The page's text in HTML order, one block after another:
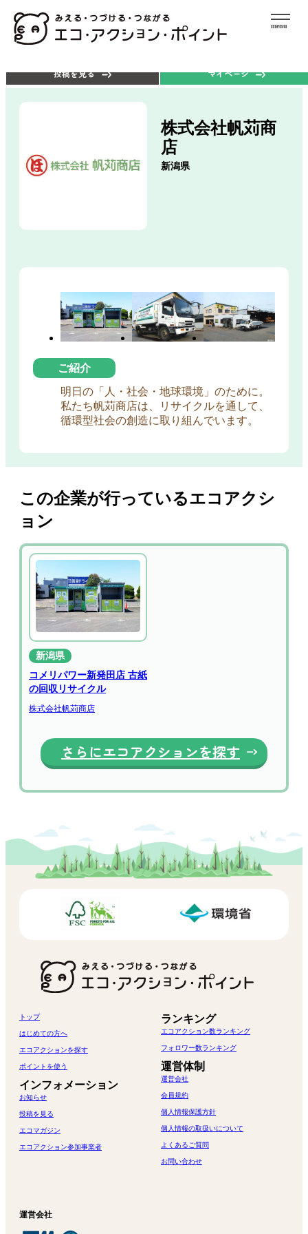
menu
投稿を見る
マイページ
株式会社帆苅商
店
新潟県
ご紹介
明日の「人・社会・地球環境」のために。
私たち帆苅商店は、リサイクルを通して、
循環型社会の創造に取り組んでいます。
この企業が行っているエコアクシ
ョン
新潟県
コメリパワー新発田店 古紙
の回収リサイクル
株式会社帆苅商店
さらにエコアクションを探す
トップ
はじめての方へ
エコアクションを探す
ポイントを使う
インフォメーション
お知らせ
投稿を見る
エコマガジン
エコアクション参加事業者
ランキング
エコアクション数ランキング
フォロワー数ランキング
運営体制
運営会社
会員規約
個人情報保護方針
個人情報の取扱いについて
よくあるご質問
お問い合わせ
運営会社